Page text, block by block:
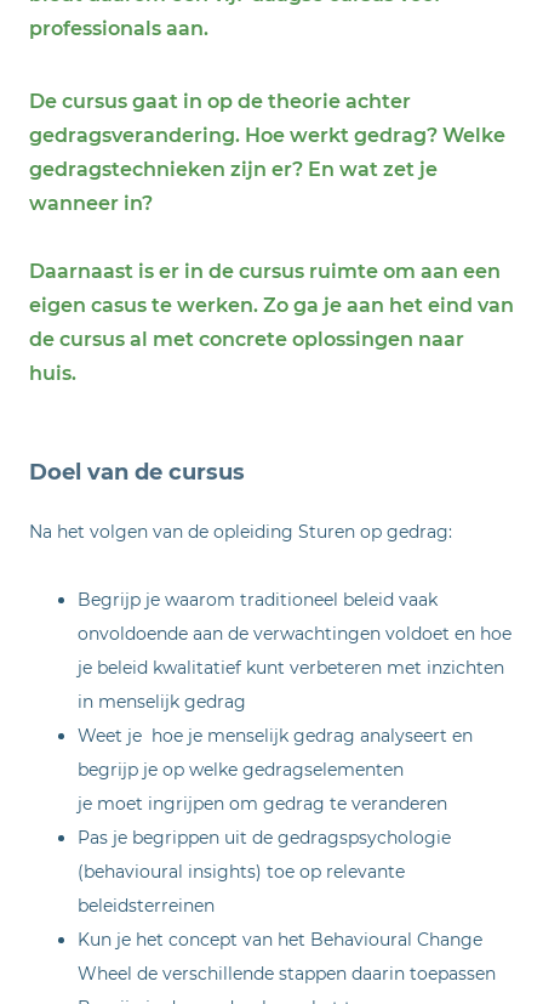
professionals aan.
De cursus gaat in op de theorie achter
gedragsverandering. Hoe werkt gedrag? Welke
gedragstechnieken zijn er? En wat zet je
wanneer in?
Daarnaast is er in de cursus ruimte om aan een
eigen casus te werken. Zo ga je aan het eind van
de cursus al met concrete oplossingen naar
huis.
Doel van de cursus
Na het volgen van de opleiding Sturen op gedrag:
Begrijp je waarom traditioneel beleid vaak
onvoldoende aan de verwachtingen voldoet en hoe
je beleid kwalitatief kunt verbeteren met inzichten
in menselijk gedrag
Weet je hoe je menselijk gedrag analyseert en
begrijp je op welke gedragselementen
je moet ingrijpen om gedrag te veranderen
Pas je begrippen uit de gedragspsychologie
(behavioural insights) toe op relevante
beleidsterreinen
Kun je het concept van het Behavioural Change
Wheel de verschillende stappen daarin toepassen